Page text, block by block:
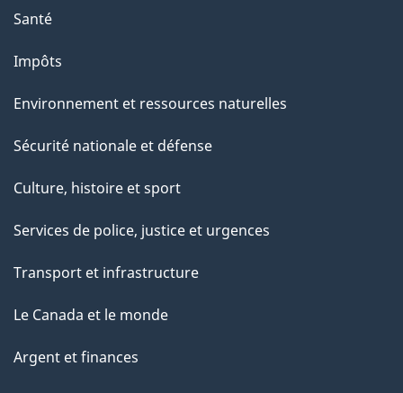
Santé
Impôts
Environnement et ressources naturelles
Sécurité nationale et défense
Culture, histoire et sport
Services de police, justice et urgences
Transport et infrastructure
Le Canada et le monde
Argent et finances